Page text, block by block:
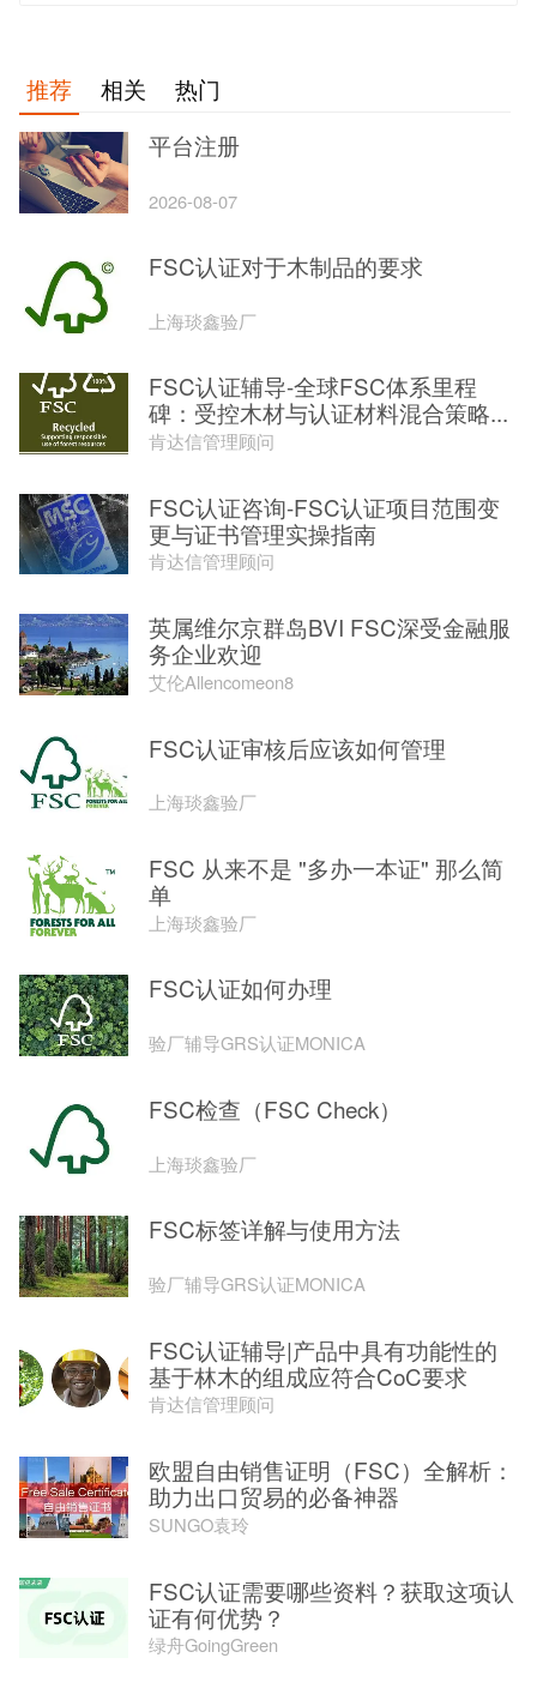
推荐 相关
热门
平台注册
2026-08-07
FSC认证对于木制品的要求
上海琰鑫验厂
FSC认证辅导-全球FSC体系里程
碑：受控木材与认证材料混合策略...
肯达信管理顾问
FSC认证咨询-FSC认证项目范围变
更与证书管理实操指南
肯达信管理顾问
英属维尔京群岛BVI FSC深受金融服
务企业欢迎
艾伦Allencomeon8
FSC认证审核后应该如何管理
上海琰鑫验厂
FSC 从来不是 "多办一本证" 那么简
单
上海琰鑫验厂
FSC认证如何办理
验厂辅导GRS认证MONICA
FSC检查（FSC Check）
上海琰鑫验厂
FSC标签详解与使用方法
验厂辅导GRS认证MONICA
FSC认证辅导|产品中具有功能性的
基于林木的组成应符合CoC要求
肯达信管理顾问
欧盟自由销售证明（FSC）全解析：
助力出口贸易的必备神器
SUNGO袁玲
FSC认证需要哪些资料？获取这项认
证有何优势？
绿舟GoingGreen